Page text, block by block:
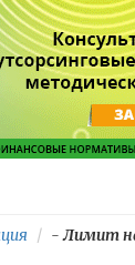
-Лимит